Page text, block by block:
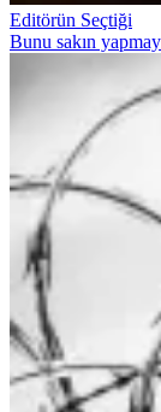
Editörün Seçtiği
Bunu sakın